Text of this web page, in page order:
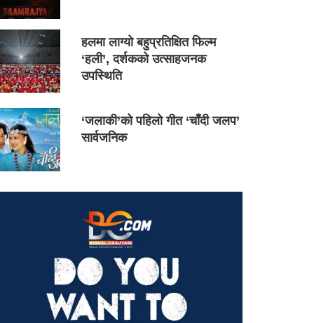
हलमा लाग्यो बहुप्रतिक्षित फिल्म
‘हली’, दर्शकको उत्साहजनक
उपस्थिति
‘जलाकी’को पहिलो गीत ‘चाँदी जलप’
सार्वजनिक